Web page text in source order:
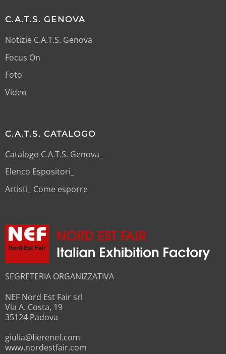
C.A.T.S. GENOVA
Notizie C.A.T.S. Genova
Focus On
Foto
Video
C.A.T.S. CATALOGO
Catalogo C.A.T.S. Genova_
Elenco Espositori_
Artisti_ Come esporre
SEGRETERIA ORGANIZZATIVA
NEF Nord Est Fair srl
Via A. Costa, 19
35124 Padova
giulia@fierenef.com
www.nordestfair.com